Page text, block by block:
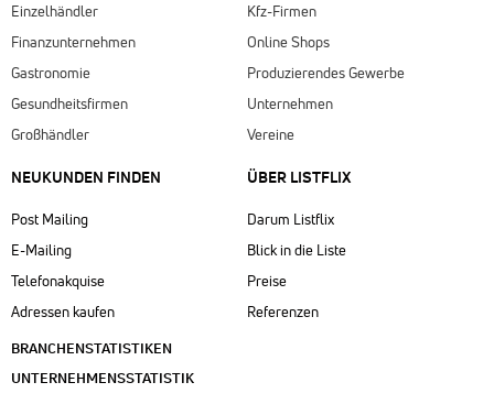
Einzelhändler
Finanzunternehmen
Gastronomie
Gesundheitsfirmen
Großhändler
Kfz-Firmen
Online Shops
Produzierendes Gewerbe
Unternehmen
Vereine
NEUKUNDEN FINDEN
Post Mailing
E-Mailing
Telefonakquise
Adressen kaufen
BRANCHENSTATISTIKEN
UNTERNEHMENSSTATISTIK
ÜBER LISTFLIX​
Darum Listflix
Blick in die Liste
Preise
Referenzen